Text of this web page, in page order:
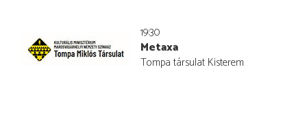
19:30
Metaxa
Tompa társulat Kisterem